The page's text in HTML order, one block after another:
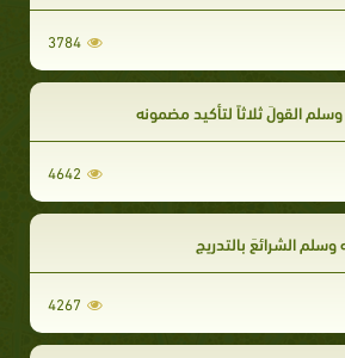
3784
وسلم القولَ ثلاثاً لتأكيد مضمونه
4642
الشرائعَ بالتدريج
4267